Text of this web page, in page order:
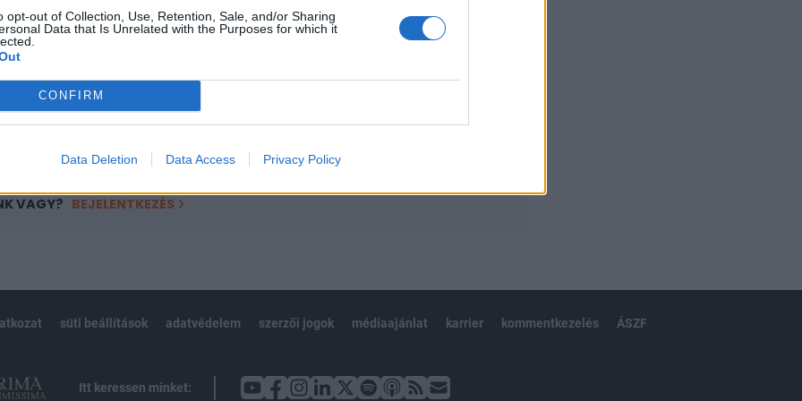
opt-out of Collection, Use, Retention, Sale, and/or Sharing
Data that Is Unrelated with the Purposes for which it
CONFIRM
Data Deletion Data Access Privacy Policy
tartalmazza:
cikkarchívum
VAGY? BEJELENTKEZÉS
süti beállítások adatvédelem szerzői jogok médiaajánlat karrier kommentkezelés ÁSZF
Itt keressen minket: